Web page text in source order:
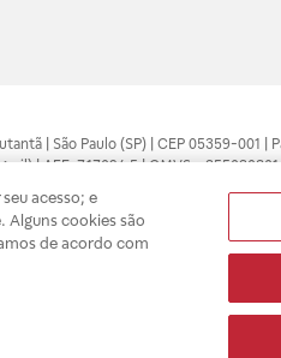
| São Paulo (SP) | CEP 05359-001
| AFE: 7.17094.5 | CMVS -
Somente o médico está apto a
válidos apenas para compras feitas
com tranquilidade. A
acesso; e
Alguns cookies são
de acordo com